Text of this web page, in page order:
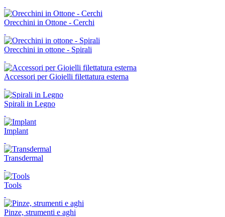
Orecchini in Ottone - Cerchi
Orecchini in ottone - Spirali
Accessori per Gioielli filettatura esterna
Spirali in Legno
Implant
Transdermal
Tools
Pinze, strumenti e aghi